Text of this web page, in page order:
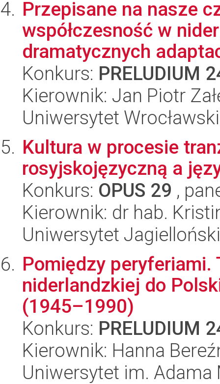
Przepisane na nasze
współczesność w
dramatycznych
Konkurs: PRELUDIUM
Kierownik: Jan Piotr
Uniwersytet Wrocławski
Kultura w procesie
rosyjskojęzyczną a
Konkurs: OPUS 29 ,
Kierownik: dr hab.
Uniwersytet Jagielloński
Pomiędzy peryferiami.
niderlandzkiej do
(1945–1990)
Konkurs: PRELUDIUM
Kierownik: Hanna
Uniwersytet im.